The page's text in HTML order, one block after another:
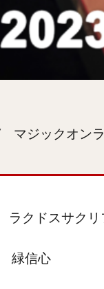
ジックオン
クドスサクリ
緑信心